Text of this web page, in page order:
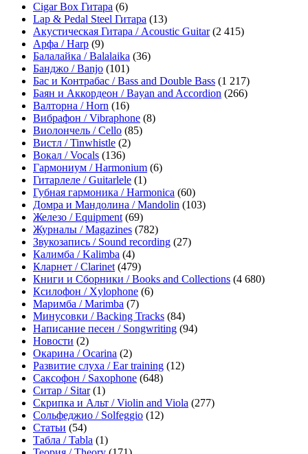
Cigar Box Гитара (6)
Lap & Pedal Steel Гитара (13)
Акустическая Гитара / Acoustic Guitar(2 415)
Арфа / Harp (9)
Балалайка / Balalaika (36)
Банджо / Banjo (101)
Бас и Контрабас / Bass and Double Bass (1 217)
Баян и Аккордеон / Bayan and Accordion (266)
Валторна / Horn (16)
Вибрафон / Vibraphone (8)
Виолончель / Cello (85)
Вистл / Tinwhistle (2)
Вокал / Vocals (136)
Гармониум / Harmonium (6)
Гитарлеле / Guitarlele (1)
Губная гармоника / Harmonica (60)
Домра и Мандолина / Mandolin (103)
Железо / Equipment (69)
Журналы / Magazines (782)
Звукозапись / Sound recording (27)
Калимба / Kalimba (4)
Кларнет / Clarinet (479)
Книги и Сборники / Books and Collections (4 680)
Ксилофон / Xylophone (6)
Маримба / Marimba (7)
Минусовки / Backing Tracks (84)
Написание песен / Songwriting (94)
Новости (2)
Окарина / Ocarina (2)
Развитие слуха / Ear training (12)
Саксофон / Saxophone (648)
Ситар / Sitar(1)
Скрипка и Альт / Violin and Viola (277)
Сольфеджио / Solfeggio (12)
Статьи (54)
Табла / Tabla (1)